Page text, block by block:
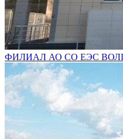
ФИЛИАЛ АО СО ЕЭС